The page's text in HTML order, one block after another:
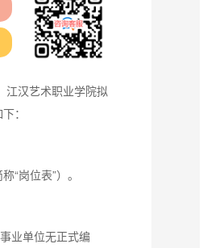
江汉艺术职业学院拟
：
“岗位表”）。
业单位无正式编